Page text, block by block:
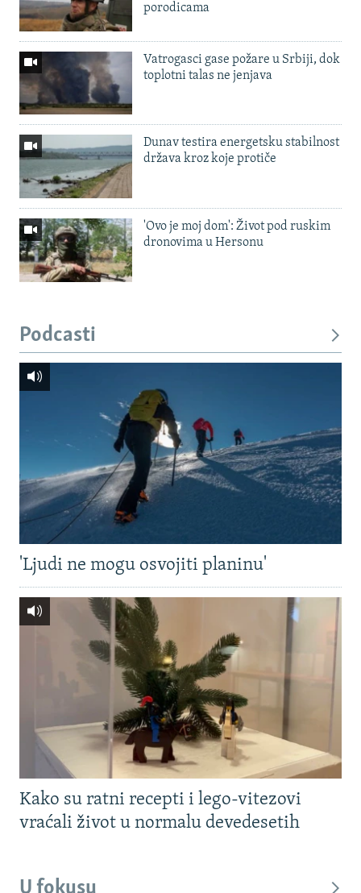
porodicama
Vatrogasci gase požare u Srbiji, dok
toplotni talas ne jenjava
Dunav testira energetsku stabilnost
država kroz koje protiče
'Ovo je moj dom': Život pod ruskim
dronovima u Hersonu
Podcasti
'Ljudi ne mogu osvojiti planinu'
Kako su ratni recepti i lego-vitezovi
vraćali život u normalu devedesetih